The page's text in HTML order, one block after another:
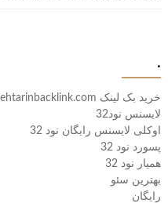
.
خرید بک لینک behtarinbacklink.com
لایسنس نود32
اوکلی لایسنس رایگان نود 32
پسورد نود 32
همیار نود 32
بهترین سئو
رایگان